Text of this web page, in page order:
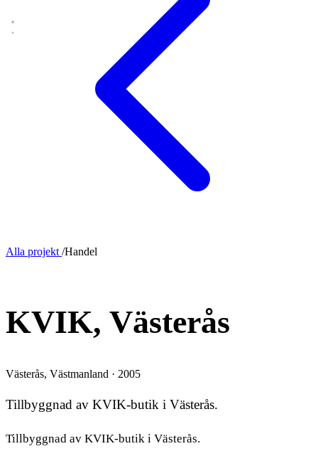
Alla projekt /Handel
KVIK, Västerås
Västerås, Västmanland · 2005
Tillbyggnad av KVIK-butik i Västerås.
Tillbyggnad av KVIK-butik i Västerås.